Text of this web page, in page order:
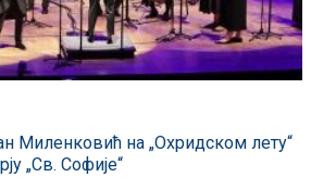
Миленковић на „Охридском лету“
„Св. Софије“